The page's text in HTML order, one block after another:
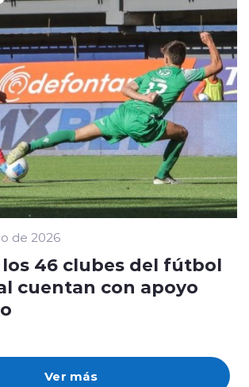
Ver más
de 2026
los 46 clubes del fútbol
cuentan con apoyo